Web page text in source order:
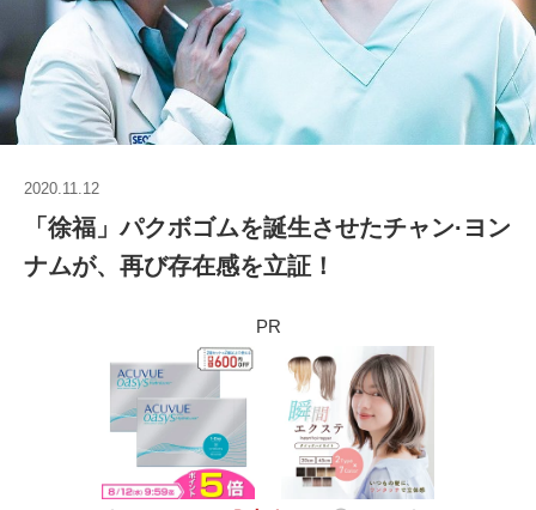
2020.11.12
「徐福」パクボゴムを誕生させたチャン·ヨン
ナムが、再び存在感を立証！
PR